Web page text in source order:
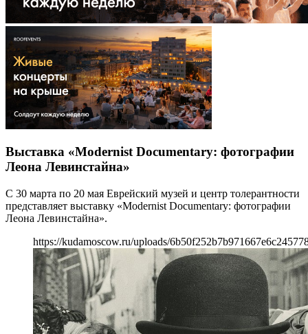
Выставка «Modernist Documentary: фотографии
Леона Левинстайна»
С 30 марта по 20 мая Еврейский музей и центр толерантности
представляет выставку «Modernist Documentary: фотографии
Леона Левинстайна».
https://kudamoscow.ru/uploads/